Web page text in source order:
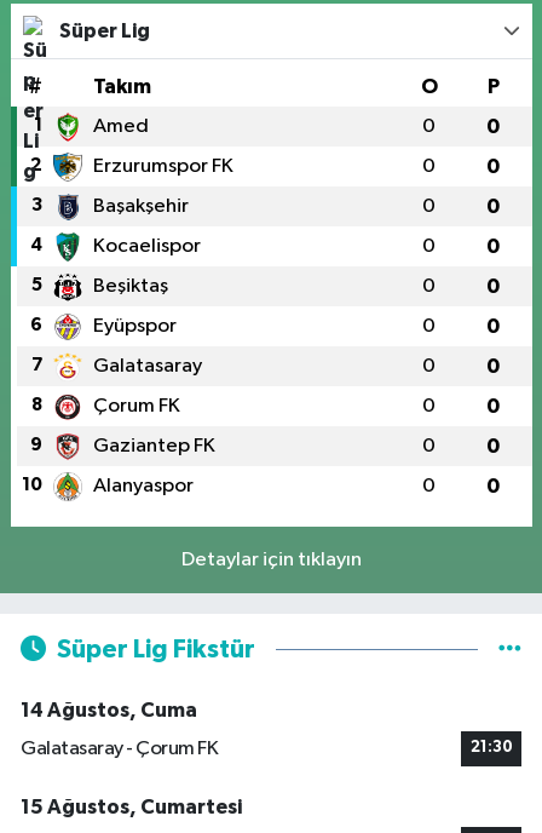
Süper Lig
# Takım O P
1 Amed 0 0
2 Erzurumspor FK 0 0
3 Başakşehir 0 0
4 Kocaelispor 0 0
5 Beşiktaş 0 0
6 Eyüpspor 0 0
7 Galatasaray 0 0
8 Çorum FK 0 0
9 Gaziantep FK 0 0
10 Alanyaspor 0 0
Detaylar için tıklayın
Süper Lig Fikstür
14 Ağustos, Cuma
Galatasaray - Çorum FK
21:30
15 Ağustos, Cumartesi